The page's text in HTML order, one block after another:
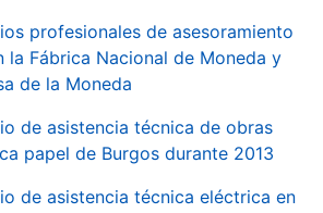
profesionales de asesoramiento
la Fábrica Nacional de Moneda y
de la Moneda
de asistencia técnica de obras
papel de Burgos durante 2013
de asistencia técnica eléctrica en